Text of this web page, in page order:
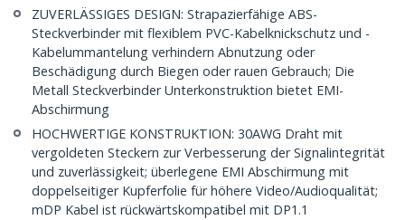
ZUVERLÄSSIGES DESIGN: Strapazierfähige ABS-
Steckverbinder mit flexiblem PVC-Kabelknickschutz und -
Kabelummantelung verhindern Abnutzung oder
Beschädigung durch Biegen oder rauen Gebrauch; Die
Metall Steckverbinder Unterkonstruktion bietet EMI-
Abschirmung
HOCHWERTIGE KONSTRUKTION: 30AWG Draht mit
vergoldeten Steckern zur Verbesserung der Signalintegrität
und zuverlässigkeit; überlegene EMI Abschirmung mit
doppelseitiger Kupferfolie für höhere Video/Audioqualität;
mDP Kabel ist rückwärtskompatibel mit DP1.1